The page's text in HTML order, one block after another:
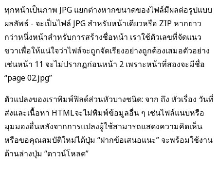
ทุกหน้าเป็นภาพ JPG แยกต่างหากขนาดของไฟล์มีผลต่อรูปแบบ
ผลลัพธ์ - จะเป็นไฟล์ JPG สำหรับหน้าเดียวหรือ ZIP หากยาว
กว่าหนึ่งหน้าสำหรับการสร้างชื่อหน้า เราใช้ตัวเลขที่จัดแนว
ขวาเพื่อให้แน่ใจว่าไฟล์จะถูกจัดเรียงอย่างถูกต้องเสมอตัวอย่าง
เช่นหน้า 11 จะไม่ปรากฏก่อนหน้า 2 เพราะหน้าที่สองจะมีชื่อ
“page 02.jpg”
ตัวแปลงของเราพิมพ์ฟิลด์ส่วนหัวบางชนิด: จาก ถึง หัวเรื่อง วันที่
ส่งและเนื้อหา HTMLจะไม่พิมพ์ข้อมูลอื่น ๆ เช่นไฟล์แนบหรือ
มุมมองอื่นหลังจากการแปลงผู้ใช้สามารถแสดงความคิดเห็น
หรือขอคุณสมบัติใหม่ได้ปุ่ม “ฝากข้อเสนอแนะ” จะพร้อมใช้งาน
ด้านล่างปุ่ม “ดาวน์โหลด”